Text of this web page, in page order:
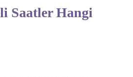
Saatler Hangi